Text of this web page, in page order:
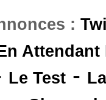
:
Le Test -